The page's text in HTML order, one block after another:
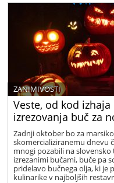
Veste, od kod izhaja
izrezovanja buč za
ZANIMIVOSTI
Zadnji oktober bo za
skomercializiranemu dnevu
mnogi pozabili na slovensko
izrezanimi bučami, buče pa
pridelavo bučnega olja, ki je
kulinarike v najboljših